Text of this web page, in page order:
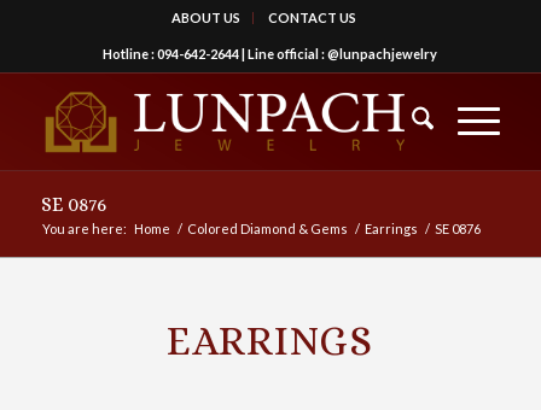
ABOUT US CONTACT US
Hotline :094-642-2644| Line official :@lunpachjewelry
SE 0876
You are here: Home / Colored Diamond & Gems / Earrings / SE 0876
EARRINGS